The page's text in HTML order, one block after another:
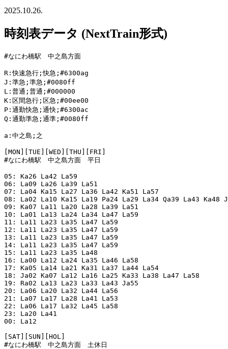
2025.10.26.
時刻表データ (NextTrain形式)
#なにわ橋駅　中之島方面
R:快速急行;快急;#6300ag
J:準急;準急;#0080ff
L:普通;普通;#000000
K:区間急行;区急;#00ee00
P:通勤快急;通快;#6300ac
Q:通勤準急;通準;#0080ff
a:中之島;之
[MON][TUE][WED][THU][FRI]
#なにわ橋駅　中之島方面　平日
05: Ka26 La42 La59
06: La09 La26 La39 La51
07: La04 Ka15 La27 La36 La42 Ka51 La57
08: La02 La10 Ka15 La19 Pa24 La29 La34 Qa39 La43 Ka48
09: Ka07 La11 La20 La28 La39 La51
10: La01 La13 La24 La34 La47 La59
11: La11 La23 La35 La47 La59
12: La11 La23 La35 La47 La59
13: La11 La23 La35 La47 La59
14: La11 La23 La35 La47 La59
15: La11 La23 La35 La48
16: La00 La12 La24 La35 La46 La58
17: Ka05 La14 La21 Ka31 La37 La44 La54
18: Ja02 Ka07 La12 La16 La25 Ka33 La38 La47 La58
19: Ra02 La13 La23 La33 La43 Ja55
20: La06 La20 La32 La44 La56
21: La07 La17 La28 La41 La53
22: La06 La17 La32 La45 La58
23: La20 La41
00: La12
[SAT][SUN][HOL]
#なにわ橋駅　中之島方面　土休日